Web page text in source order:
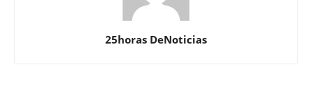
25horas DeNoticias